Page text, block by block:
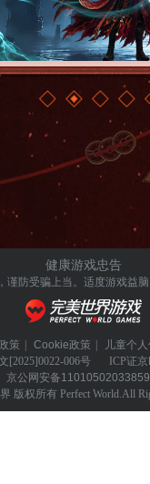
健康游戏忠告
防受骗上当。 适度游戏益
策 Cookie政策
儿童个
[2025]0022-006号 ICP证
京公网安备
版权所有 Perfect World.All